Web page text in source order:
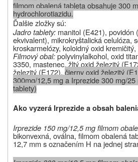
filmom obalená tableta obsahuje 300
hydrochlorotiazidu.
Ďalšie zložky sú:
Jadro tablety: manitol (E421), povidón
ekvivalent), mikrokryštalická celulóza,
kroskarmelózy, koloidný oxid
Filmový obal:polyvinylalkohol, oxid
3350, mastenec, žltý oxid železitý
železitý (E172), čierny oxid železitý
300mg/12,5 mg a Irprezide 300 mg/
tablety)
Ako vyzerá Irprezide a obsah
Irprezide 150 mg/12,5 mg filmom
bikonvexná, oválna, filmom obalená
12,7 mm s označením H na jednej